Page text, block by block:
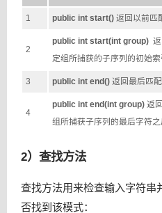
1 public int start() 返回以前匹
2
public int start(int group)
定组所捕获的子序列的初始索
3 public int end() 返回最后匹
4
public int end(int group) 返
组所捕获子序列的最后字符之
2）查找方法
查找方法用来检查输入字符串
否找到该模式：